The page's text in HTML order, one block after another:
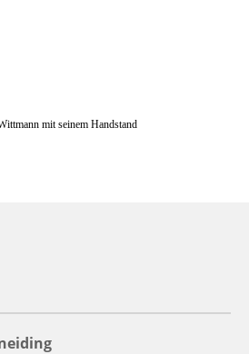
mit seinem Handstand